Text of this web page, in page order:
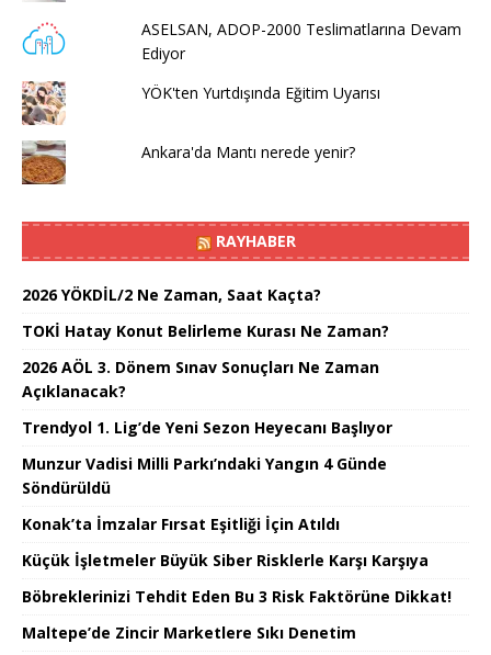
ASELSAN, ADOP-2000 Teslimatlarına Devam
Ediyor
YÖK'ten Yurtdışında Eğitim Uyarısı
Ankara'da Mantı nerede yenir?
RAYHABER
2026 YÖKDİL/2 Ne Zaman, Saat Kaçta?
TOKİ Hatay Konut Belirleme Kurası Ne Zaman?
2026 AÖL 3. Dönem Sınav Sonuçları Ne Zaman
Açıklanacak?
Trendyol 1. Lig’de Yeni Sezon Heyecanı Başlıyor
Munzur Vadisi Milli Parkı’ndaki Yangın 4 Günde
Söndürüldü
Konak’ta İmzalar Fırsat Eşitliği İçin Atıldı
Küçük İşletmeler Büyük Siber Risklerle Karşı Karşıya
Böbreklerinizi Tehdit Eden Bu 3 Risk Faktörüne Dikkat!
Maltepe’de Zincir Marketlere Sıkı Denetim